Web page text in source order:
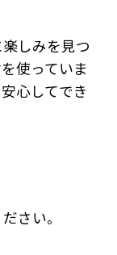
しみを見つ
使っていま
心してでき
さい。